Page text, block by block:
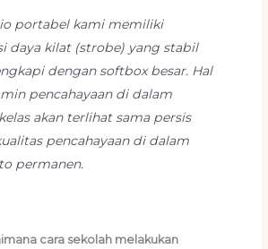
portabel kami memiliki
daya kilat (strobe) yang stabil
dengan softboxbesar. Hal
pencahayaan di dalam
akan terlihat sama persis
pencahayaan di dalam
permanen.
cara sekolah melakukan